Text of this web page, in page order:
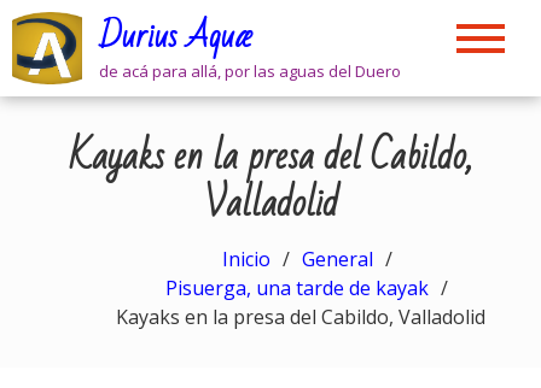
Skip
content
Durius Aquæ
de acá para allá, por las aguas del Duero
Kayaks en la presa del Cabildo,
Valladolid
Inicio
General
Pisuerga, una tarde de kayak
Kayaks en la presa del Cabildo, Valladolid